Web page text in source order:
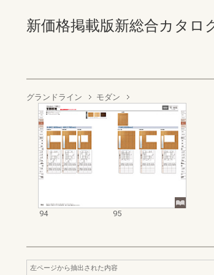
新価格掲載版新総合カタロ
グランドライン モダン
94 95
左ページから抽出された内容